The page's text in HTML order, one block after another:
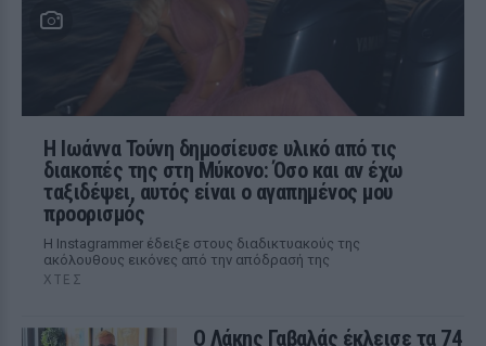
Η Ιωάννα Τούνη δημοσίευσε υλικό από τις
διακοπές της στη Μύκονο: Όσο και αν έχω
ταξιδέψει, αυτός είναι ο αγαπημένος μου
προορισμός
Η Instagrammer έδειξε στους διαδικτυακούς της
ακόλουθους εικόνες από την απόδρασή της
ΧΤΕΣ
Ο Λάκης Γαβαλάς έκλεισε τα 74